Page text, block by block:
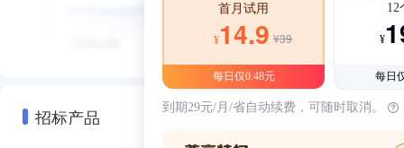
招标产品
首月试用
¥14.9 ¥39
每日仅0.48元
12
¥
每日
到期29元/月/省自动续费，可随时取消。